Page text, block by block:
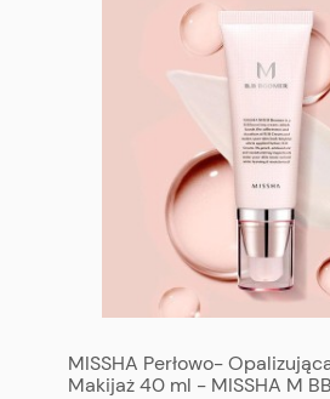
MISSHA Perłowo-
Makijaż 40 ml - MISSHA M